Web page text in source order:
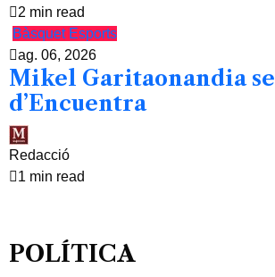
2 min read
Bàsquet Esports
ag. 06, 2026
Mikel Garitaonandia
d’Encuentra
Redacció
1 min read
POLÍTICA